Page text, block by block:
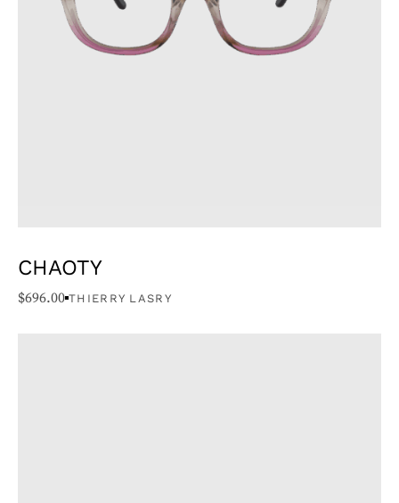
CHAOTY
$696.00 THIERRY LASRY